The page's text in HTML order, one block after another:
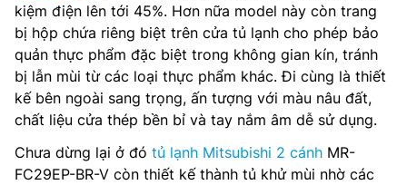
kiệm điện lên tới 45%. Hơn nữa model này còn trang
bị hộp chứa riêng biệt trên cửa tủ lạnh cho phép bảo
quản thực phẩm đặc biệt trong không gian kín, tránh
bị lẫn mùi từ các loại thực phẩm khác. Đi cùng là thiết
kế bên ngoài sang trọng, ấn tượng với màu nâu đất,
chất liệu cửa thép bền bỉ và tay nắm âm dễ sử dụng.
Chưa dừng lại ở đó tủ lạnh Mitsubishi 2 cánh MR-
FC29EP-BR-V còn thiết kế thành tủ khử mùi nhờ các